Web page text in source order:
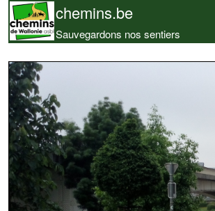
chemins.be
Sauvegardons nos sentiers